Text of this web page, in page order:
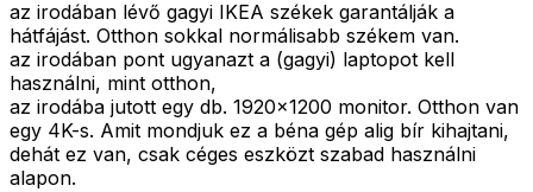
az irodában lévő gagyi IKEA székek garantálják a
hátfájást. Otthon sokkal normálisabb székem van.
az irodában pont ugyanazt a (gagyi) laptopot kell
használni, mint otthon,
az irodába jutott egy db. 1920x1200 monitor. Otthon van
egy 4K-s. Amit mondjuk ez a béna gép alig bír kihajtani,
dehát ez van, csak céges eszközt szabad használni
alapon.